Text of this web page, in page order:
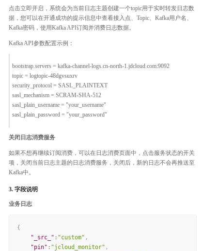
点击立即开启，系统会为当前日志主题创建一个topic用于实时转发日志数
据，您可以在开通成功的提示信息中查看接入点、Topic、Kafka用户名、
Kafka密码，使用Kafka API订阅并消费日志数据。
Kafka API参数配置示例：
bootstrap.servers = kafka-channel-logs.cn-north-1.jdcloud.com:9092
topic = logtopic-48dgvsuxrv
security_protocol = SASL_PLAINTEXT
sasl_mechanism = SCRAM-SHA-512
sasl_plain_username = "your_username"
sasl_plain_password = "your_password"
关闭日志消费服务
如果不想再继续订阅消费，可以在日志消费页面中，点击服务状态的开关
项，关闭当前日志主题的日志消费服务，关闭后，新的日志不会再推送至
Kafka中。
3. 字段说明
业务日志
{
"_src_" : "custom" ,
"pin" : "jcloud_monitor" ,